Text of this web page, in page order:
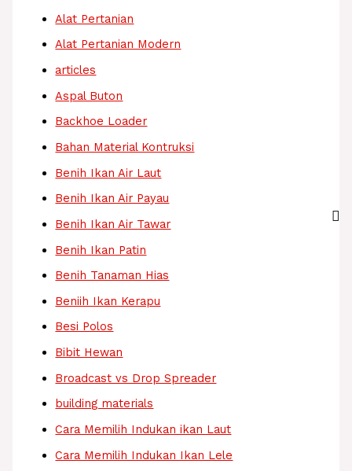
Alat Pertanian
Alat Pertanian Modern
articles
Aspal Buton
Backhoe Loader
Bahan Material Kontruksi
Benih Ikan Air Laut
Benih Ikan Air Payau
Benih Ikan Air Tawar
Benih Ikan Patin
Benih Tanaman Hias
Beniih Ikan Kerapu
Besi Polos
Bibit Hewan
Broadcast vs Drop Spreader
building materials
Cara Memilih Indukan ikan Laut
Cara Memilih Indukan Ikan Lele